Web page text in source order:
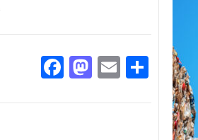
Facebook
Mastodon
EmailShare